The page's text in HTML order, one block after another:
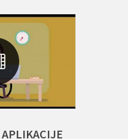
APLIKACIJE